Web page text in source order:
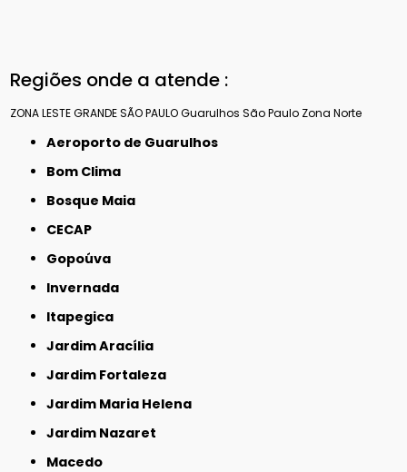
Regiões onde a atende :
ZONA LESTEGRANDE SÃO PAULOGuarulhos São Paulo Zona Norte
Aeroporto de Guarulhos
Bom Clima
Bosque Maia
CECAP
Gopoúva
Invernada
Itapegica
Jardim Aracília
Jardim Fortaleza
Jardim Maria Helena
Jardim Nazaret
Macedo